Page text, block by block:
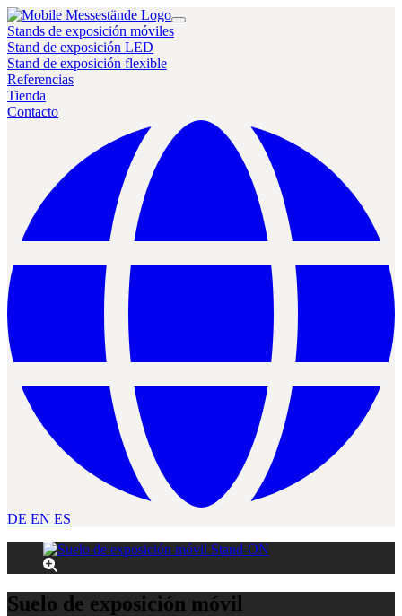
Stands de exposición móviles
Stand de exposición LED
Stand de exposición flexible
Referencias
Tienda
Contacto
DE EN ES
Suelo de exposición móvil